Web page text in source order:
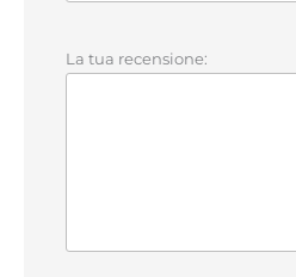
La tua recensione: